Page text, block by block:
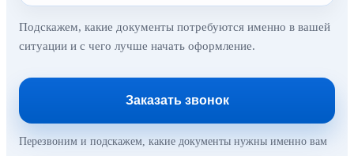
Подскажем, какие документы потребуются именно в вашей
ситуации и с чего лучше начать оформление.
Заказать звонок
Перезвоним и подскажем, какие документы нужны именно вам